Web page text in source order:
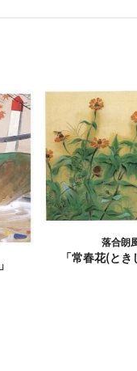
落合朗
「常春花(と